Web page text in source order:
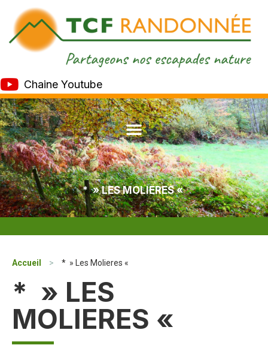
Chaine Youtube
* » LES MOLIERES «
Accueil > * » Les Molieres «
* » LES
MOLIERES «